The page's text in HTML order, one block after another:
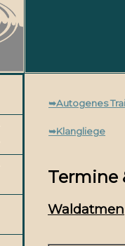
➥Autogenes
➥Klangliege
Termine
Waldatmen